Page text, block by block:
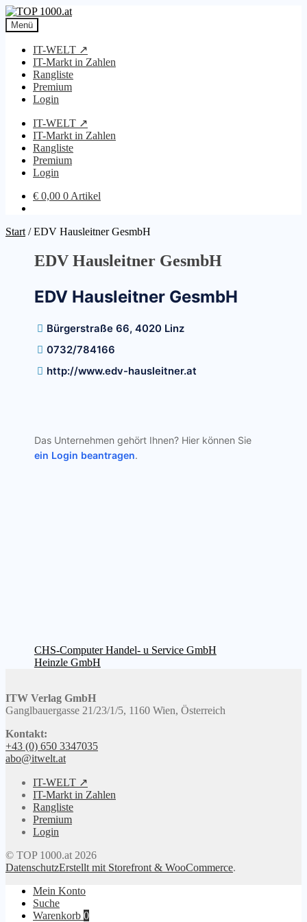
Zur
Navigation
springen
Zum
Inhalt
springen
Menü
IT-WELT ↗
IT-Markt in Zahlen
Rangliste
Premium
Login
IT-WELT ↗
IT-Markt in Zahlen
Rangliste
Premium
Login
€ 0,00 0 Artikel
Start /EDV Hausleitner GesmbH
EDV Hausleitner GesmbH
EDV Hausleitner GesmbH
Bürgerstraße 66, 4020 Linz
0732/784166
http://www.edv-hausleitner.at
Das Unternehmen gehört Ihnen? Hier können Sie
ein Login beantragen.
Beitragsnavigation
Vorheriger
Beitrag:
CHS-Computer Handel- u Service GmbH
Nächster
Heinzle GmbH
ITW Verlag GmbH
Ganglbauergasse 21/23/1/5, 1160 Wien, Österreich
Kontakt:
+43 (0) 650 3347035
abo@itwelt.at
IT-WELT ↗
IT-Markt in Zahlen
Rangliste
Premium
Login
© TOP 1000.at 2026
DatenschutzErstellt mit Storefront & WooCommerce.
Mein Konto
Suche
Warenkorb 0